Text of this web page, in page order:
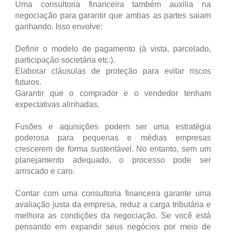
Uma consultoria financeira também auxilia na
negociação para garantir que ambas as partes saiam
ganhando. Isso envolve:
Definir o modelo de pagamento (à vista, parcelado,
participação societária etc.).
Elaborar cláusulas de proteção para evitar riscos
futuros.
Garantir que o comprador e o vendedor tenham
expectativas alinhadas.
Fusões e aquisições podem ser uma estratégia
poderosa para pequenas e médias empresas
crescerem de forma sustentável. No entanto, sem um
planejamento adequado, o processo pode ser
arriscado e caro.
Contar com uma consultoria financeira garante uma
avaliação justa da empresa, reduz a carga tributária e
melhora as condições da negociação. Se você está
pensando em expandir seus negócios por meio de